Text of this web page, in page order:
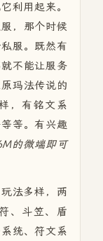
利用起来。
，那个时候
服。既然有
不能让服务
玛法传说的
，有铭文系
等。有兴趣
的微端即可
法多样，两
、斗笠、盾
统、符文系